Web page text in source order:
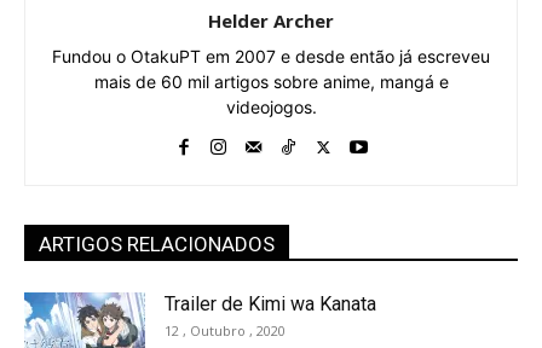
Helder Archer
Fundou o OtakuPT em 2007 e desde então já escreveu
mais de 60 mil artigos sobre anime, mangá e
videojogos.
ARTIGOS RELACIONADOS
Trailer de Kimi wa Kanata
12 , Outubro , 2020